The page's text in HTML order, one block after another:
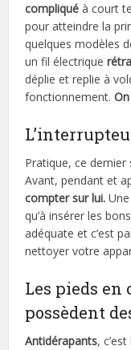
compliqué à court
pour atteindre la
quelques modèles
un fil électrique
déplie et replie à
fonctionnement.
Pratique, ce
Avant, pendant et
compter sur lui.
qu’à insérer les
adéquate et c’est
nettoyer votre
Les pieds en
possèdent
Antidérapants,